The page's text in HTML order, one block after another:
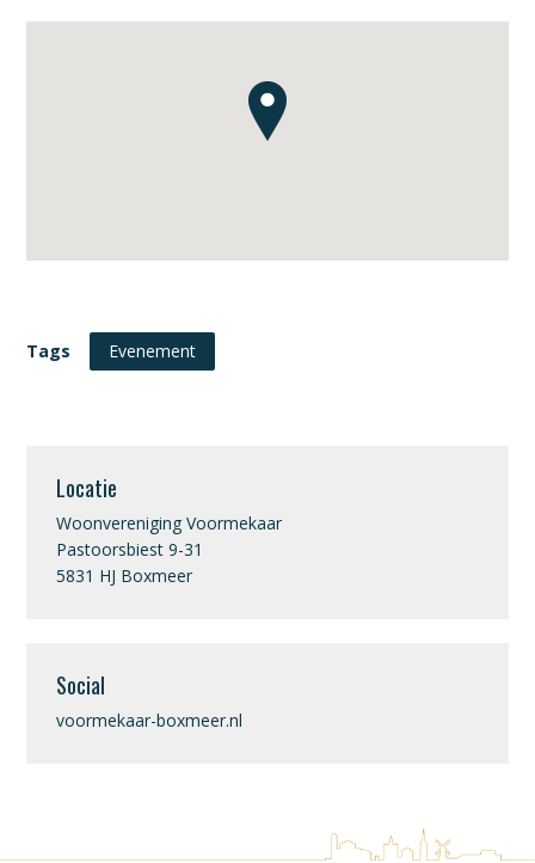
Tags Evenement
Locatie
Woonvereniging Voormekaar
Pastoorsbiest 9-31
5831 HJ Boxmeer
Social
voormekaar-boxmeer.nl